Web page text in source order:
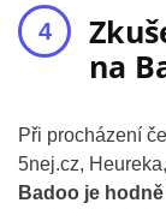
na
Při procházení
5nej.cz,
Badoo je